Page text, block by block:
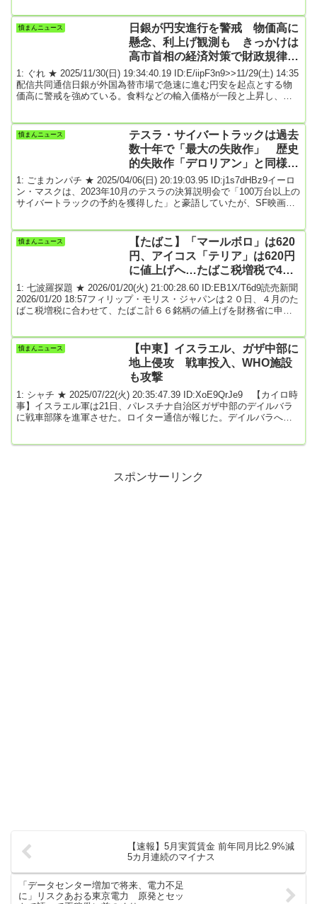
価5万円ほどで購入したキオクシア株100株を、6月に10万2000円で
売却。わずか1ヶ月で約500万円の儲けを出し、「アドレナリンが
憤まんニュース
日銀が円安進行を警戒 物価高に
懸念、利上げ観測も きっかけは
高市首相の経済対策で財政規律が
悪化するとの懸念による「日本売
り」★3
1: ぐれ ★ 2025/11/30(日) 19:34:40.19 ID:E/iipF3n9>>11/29(土) 14:35
配信共同通信日銀が外国為替市場で急速に進む円安を起点とする物
価高に警戒を強めている。食料などの輸入価格が一段と上昇し、物
利上げを決めるとの見方も市場に広がっており、円相場の動向が焦
点になっている。円安進行のきっかけは、高市早苗首相の経済対策
憤まんニュース
テスラ・サイバートラックは過去
数十年で「最大の失敗作」 歴史
的失敗作「デロリアン」と同様の
ステンレス鋼の外装が問題の一因
に
1: ごまカンパチ ★ 2025/04/06(日) 20:19:03.95 ID:j1s7dHBz9イーロ
ン・マスクは、2023年10月のテスラの決算説明会で「100万台以上の
サイバートラックの予約を獲得した」と豪語していたが、SF映画か
る。過去13カ月で8回もリコールされたこのピックアップトラック
は、品質への悪評や好みが分かれる外観に加えて、マスクのトラン
憤まんニュース
【たばこ】「マールボロ」は620
円、アイコス「テリア」は620円
に値上げへ…たばこ税増税で4月
から
1: 七波羅探題 ★ 2026/01/20(火) 21:00:28.60 ID:EB1X/T6d9読売新聞
2026/01/20 18:57フィリップ・モリス・ジャパンは２０日、４月のた
ばこ税増税に合わせて、たばこ計６６銘柄の値上げを財務省に申請
ールボロ」シリーズは６００円から６２０円に、加熱式で「アイコ
ス」用の「テリア」シリーズは５８０円から６２０円に、「センテ
憤まんニュース
【中東】イスラエル、ガザ中部に
地上侵攻 戦車投入、WHO施設
も攻撃
1: シャチ ★ 2025/07/22(火) 20:35:47.39 ID:XoE9QrJe9 【カイロ時
事】イスラエル軍は21日、パレスチナ自治区ガザ中部のデイルバラ
に戦車部隊を進軍させた。ロイター通信が報じた。デイルバラへの
者増加は、トランプ米政権など...スポンサーリンク
【速報】5月実質賃金 前年同月比2.9%減
5カ月連続のマイナス
「データセンター増加で将来、電力不足
に」リスクあおる東京電力 原発とセッ